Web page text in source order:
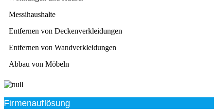
Messihaushalte
Entfernen von Deckenverkleidungen
Entfernen von Wandverkleidungen
Abbau von Möbeln
Firmenauflösung